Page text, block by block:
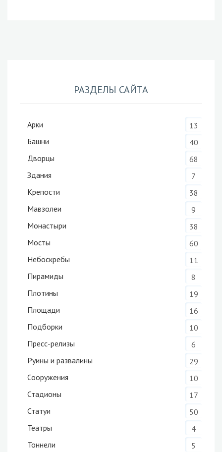
РАЗДЕЛЫ САЙТА
Арки
13
Башни
40
Дворцы
68
Здания
7
Крепости
38
Мавзолеи
9
Монастыри
38
Мосты
60
Небоскрёбы
11
Пирамиды
8
Плотины
19
Площади
16
Подборки
10
Пресс-релизы
6
Руины и развалины
29
Сооружения
10
Стадионы
17
Статуи
50
Театры
4
Тоннели
5